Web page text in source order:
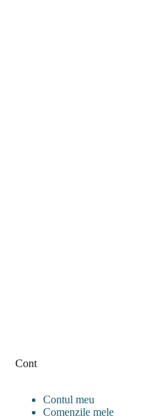
Cont
Contul meu
Comenzile mele